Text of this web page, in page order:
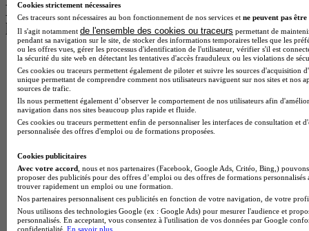
Les intitulés de diplôme par alternance
les plus recherchés
BTS Esf en alternance
BTS Dietetique en alternance
BTS Mco en alternance
BTS Pi en alternance
BTS Sp3s en alternance
Master CCA en alternance
BTS Ndrc en alternance
Cap Fleuriste en alternance
BTS Sio en alternance
MSc Marketing Digital en alternance
BTS Gpme en alternance
Cap Electricien en alternance
BTS Gpn en alternance
Cookies strictement nécessaires
Ces traceurs sont nécessaires au bon fonctionnement de nos services et ne peuvent pas être
Il s'agit notamment de l'ensemble des cookies ou traceurs permettant de
pendant sa navigation sur le site, de stocker des informations temporaires telles que les
ou les offres vues, gérer les processus d'identification de l'utilisateur, vérifier s'il est
la sécurité du site web en détectant les tentatives d'accès frauduleux ou les violations de
Ces cookies ou traceurs permettent également de piloter et suivre les sources d'acquisition
unique permettant de comprendre comment nos utilisateurs naviguent sur nos sites et nos
sources de trafic.
Ils nous permettent également d’observer le comportement de nos utilisateurs afin
navigation dans nos sites beaucoup plus rapide et fluide.
Ces cookies ou traceurs permettent enfin de personnaliser les interfaces de consultation et
personnalisée des offres d'emploi ou de formations proposées.
Cookies publicitaires
Avec votre accord , nous et nos partenaires (Facebook, Google Ads, Critéo, Bing,)
proposer des publicités pour des offres d’emploi ou des offres de formations
trouver rapidement un emploi ou une formation.
Nos partenaires personnalisent ces publicités en fonction de votre navigation, de votre
Nous utilisons des technologies Google (ex : Google Ads) pour mesurer l'audience et
personnalisés. En acceptant, vous consentez à l'utilisation de vos données par Google
confidentialité. En savoir plus